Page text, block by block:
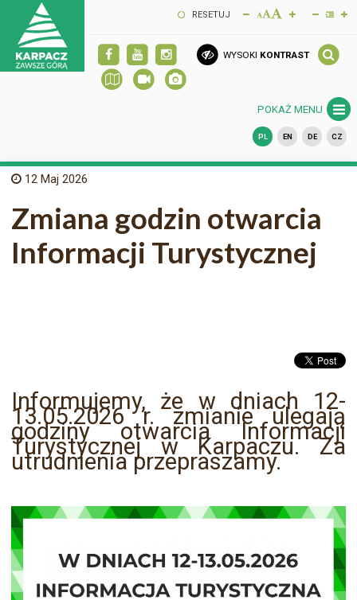
RESETUJ
WYSOKI KONTRAST
POKAŻ MENU
PL EN DE CZ
12 Maj 2026
Zmiana godzin otwarcia
Informacji Turystycznej
Informujemy, że w dniach 12-
13.05.2026 r. zmianie ulegają
godziny otwarcia Informacji
Turystycznej w Karpaczu. Za
utrudnienia przepraszamy.